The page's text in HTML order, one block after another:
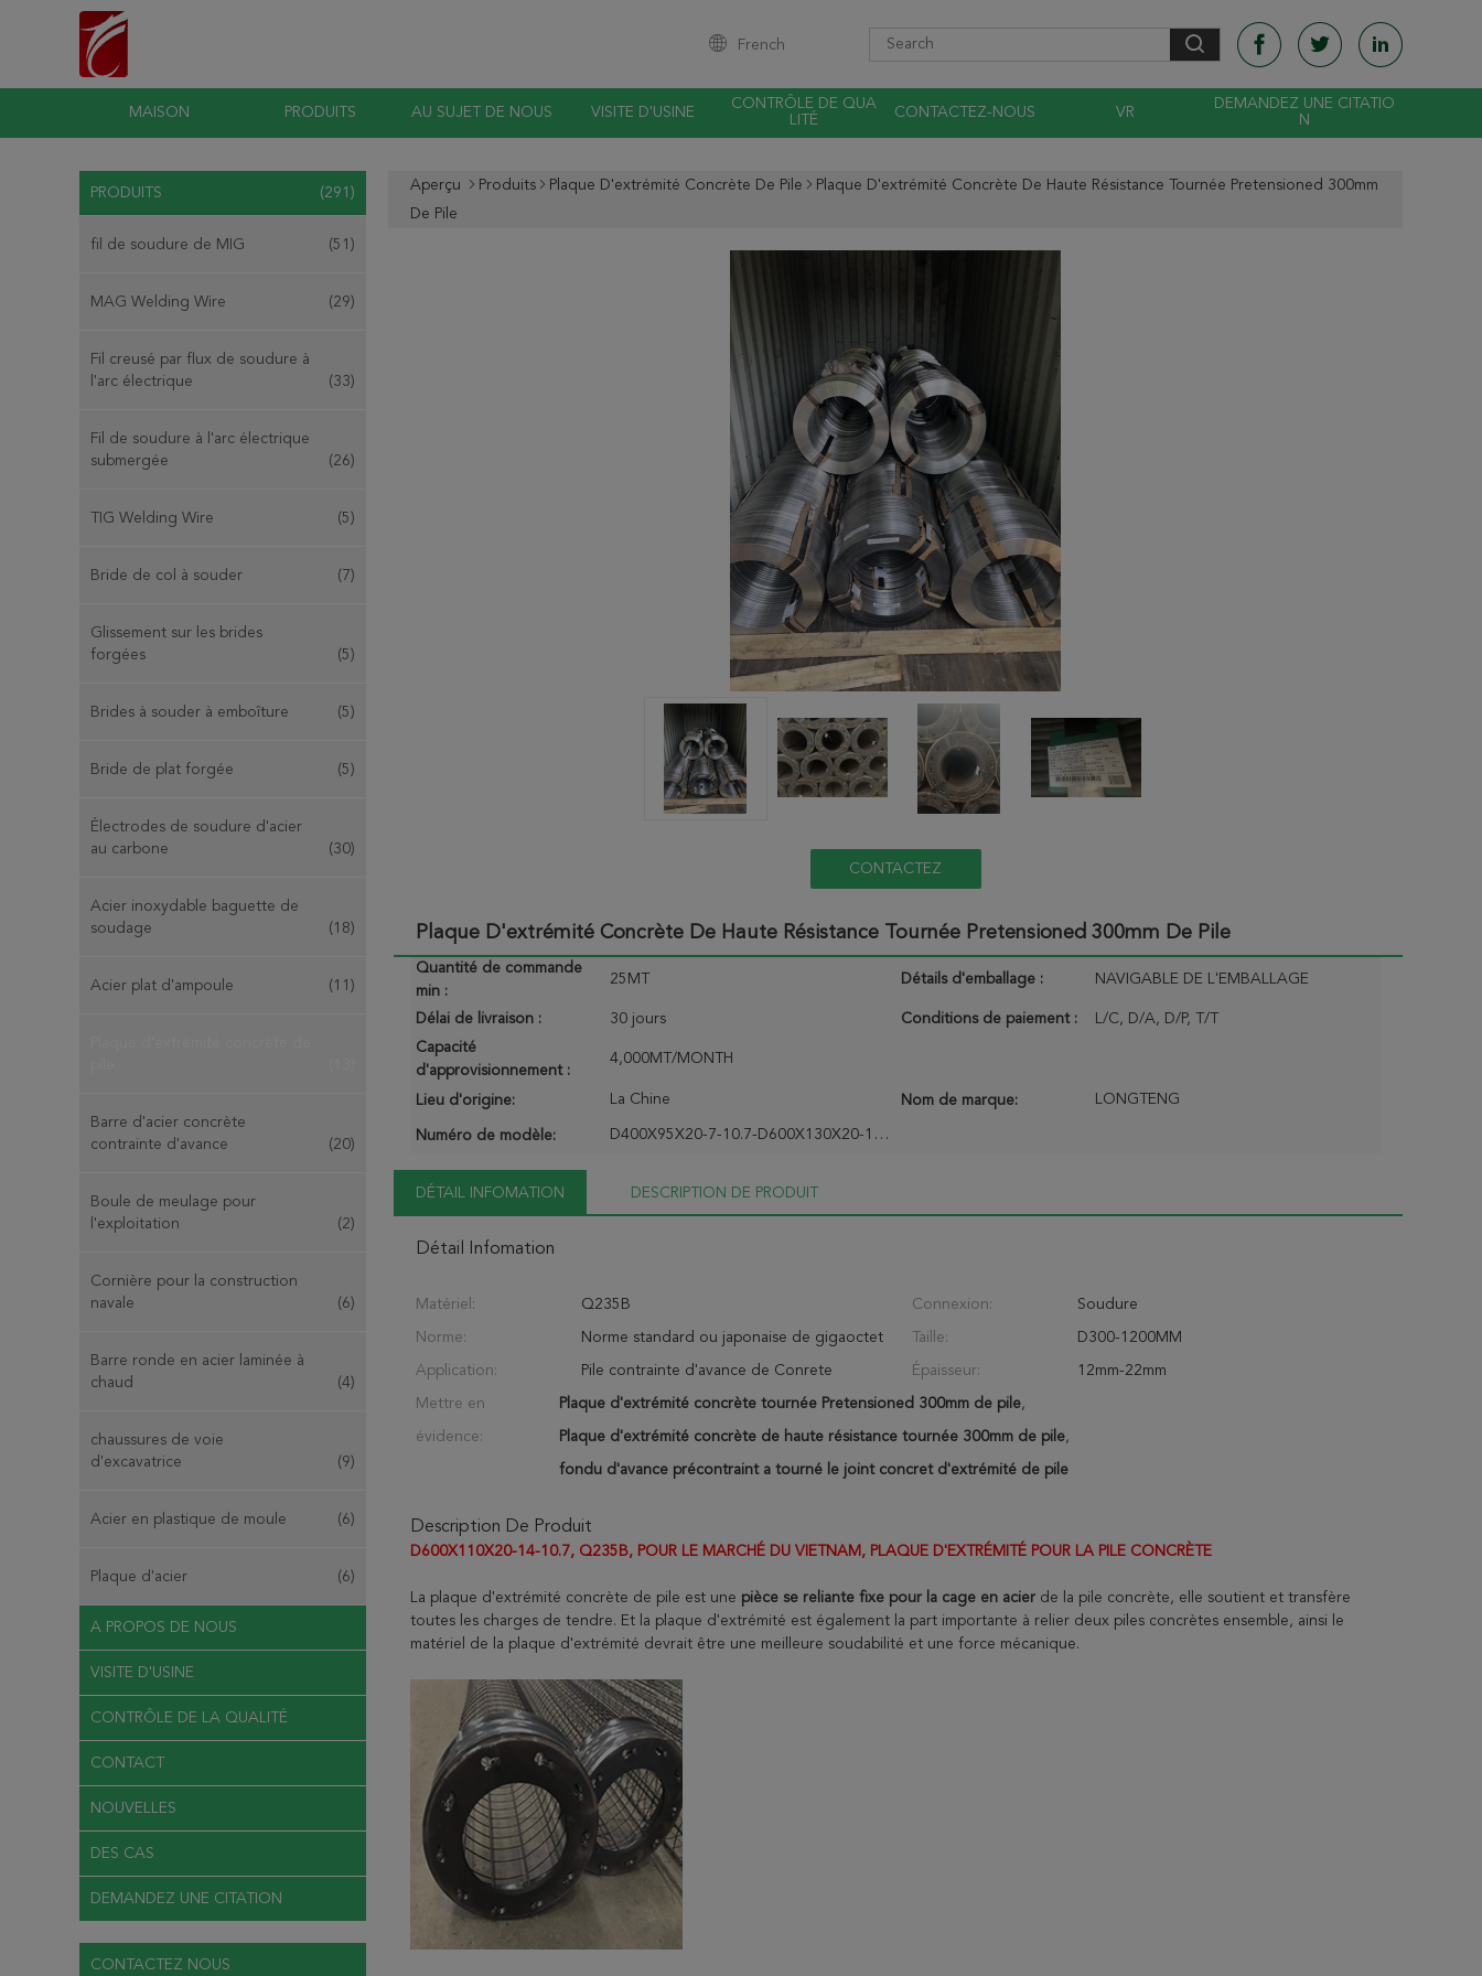
French
MAISON PRODUITS AU SUJET DE NOUS VISITE D'USINE
CONTRÔLE DE QUA
LITÉ
CONTACTEZ-NOUS VR
DEMANDEZ UNE CITATIO
N
PRODUITS (291)
fil de soudure de MIG (51)
MAG Welding Wire (29)
Fil creusé par flux de soudure à
l'arc électrique
(33)
Fil de soudure à l'arc électrique
submergée
(26)
TIG Welding Wire (5)
Bride de col à souder (7)
Glissement sur les brides
forgées
(5)
Brides à souder à emboîture (5)
Bride de plat forgée (5)
Électrodes de soudure d'acier
au carbone
(30)
Acier inoxydable baguette de
soudage
(18)
Acier plat d'ampoule (11)
Barre d'acier concrète
contrainte d'avance
(20)
Boule de meulage pour
l'exploitation
(2)
Cornière pour la construction
navale
(6)
Barre ronde en acier laminée à
chaud
(4)
chaussures de voie
d'excavatrice
(9)
Acier en plastique de moule (6)
Plaque d'acier (6)
A PROPOS DE NOUS
VISITE D'USINE
CONTRÔLE DE LA QUALITÉ
CONTACT
NOUVELLES
DES CAS
DEMANDEZ UNE CITATION
CONTACTEZ NOUS
Aperçu Produits Plaque D'extrémité Concrète De Pile
Plaque D'extrémité Concrète De Haute Résistance Tournée Pretensioned 300mm
De Pile
CONTACTEZ
Plaque D'extrémité Concrète De Haute Résistance Tournée Pretensioned 300mm De Pile
Quantité de commande
min :
25MT Détails d'emballage : NAVIGABLE DE L'EMBALLAGE
Délai de livraison : 30 jours Conditions de paiement :
L/C, D/A, D/P, T/T
Capacité
d'approvisionnement :
4,000MT/MONTH
Lieu d'origine: La Chine Nom de marque: LONGTENG
Numéro de modèle: D400X95X20-7-10.7-D600X130X20-16-10.7
DÉTAIL INFOMATION DESCRIPTION DE PRODUIT
Détail Infomation
Matériel: Q235B Connexion: Soudure
Norme: Norme standard ou japonaise de gigaoctet Taille: D300-1200MM
Application: Pile contrainte d'avance de Conrete Épaisseur: 12mm-22mm
Mettre en
évidence:
Plaque d'extrémité concrète tournée Pretensioned 300mm de pile,
Plaque d'extrémité concrète de haute résistance tournée 300mm de pile,
fondu d'avance précontraint a tourné le joint concret d'extrémité de pile
Description De Produit
D600X110X20-14-10.7, Q235B, POUR LE MARCHÉ DU VIETNAM, PLAQUE D'EXTRÉMITÉ POUR LA PILE CONCRÈTE
La plaque d'extrémité concrète de pile est une pièce se reliante fixe pour la cage en acier de la pile concrète, elle soutient et transfère
toutes les charges de tendre. Et la plaque d'extrémité est également la part importante à relier deux piles concrètes ensemble, ainsi le
matériel de la plaque d'extrémité devrait être une meilleure soudabilité et une force mécanique.